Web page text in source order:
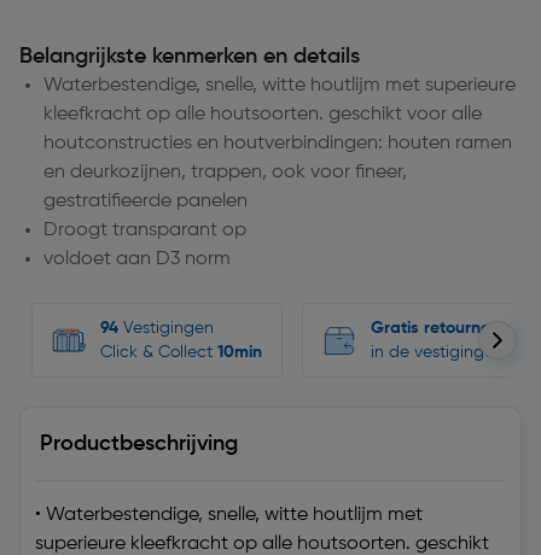
Belangrijkste kenmerken en details
Waterbestendige, snelle, witte houtlijm met superieure
kleefkracht op alle houtsoorten. geschikt voor alle
houtconstructies en houtverbindingen: houten ramen
en deurkozijnen, trappen, ook voor fineer,
gestratifieerde panelen
Droogt transparant op
voldoet aan D3 norm
94 Vestigingen
Click & Collect 10min
Gratis retourneren
in de vestigingen
Productbeschrijving
• Waterbestendige, snelle, witte houtlijm met
superieure kleefkracht op alle houtsoorten. geschikt